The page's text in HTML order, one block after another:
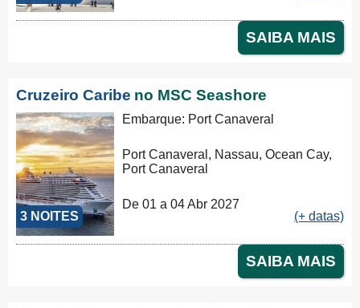
SAIBA MAIS
Cruzeiro Caribe no MSC Seashore
3 NOITES
Embarque: Port Canaveral
Port Canaveral, Nassau, Ocean Cay,
Port Canaveral
De 01 a 04 Abr 2027
(+ datas)
SAIBA MAIS